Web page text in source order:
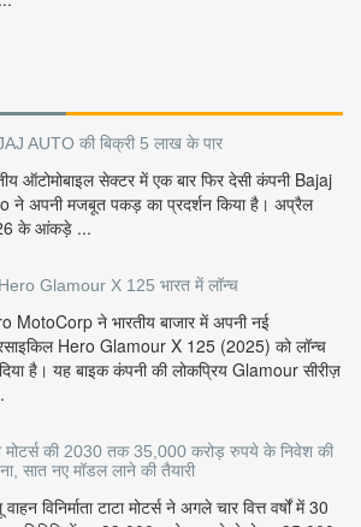
AUTO की बिक्री 5 लाख के पार
ऑटोमोबाइल सेक्टर में एक बार फिर देसी कंपनी Bajaj
ने अपनी मजबूत पकड़ का प्रदर्शन किया है। अप्रैल
के आंकड़े ...
Glamour X 125 भारत में लॉन्च
MotoCorp ने भारतीय बाजार में अपनी नई
Hero Glamour X 125 (2025) को लॉन्च
है। यह बाइक कंपनी की लोकप्रिय Glamour सीरीज़
मोटर्स की 2030 तक 35,000 करोड़ रुपये के निवेश की
सात नए मॉडल लाने की तैयारी
विनिर्माता टाटा मोटर्स ने अगले चार वित्त वर्षों में 30